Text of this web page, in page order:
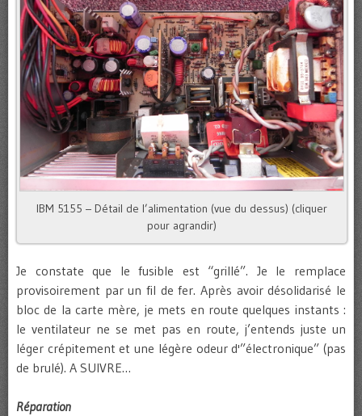
IBM 5155 – Détail de l’alimentation (vue du dessus) (cliquer
pour agrandir)
Je constate que le fusible est “grillé”. Je le remplace
provisoirement par un fil de fer. Après avoir désolidarisé le
bloc de la carte mère, je mets en route quelques instants :
le ventilateur ne se met pas en route, j’entends juste un
léger crépitement et une légère odeur d'”électronique” (pas
de brulé). A SUIVRE…
Réparation